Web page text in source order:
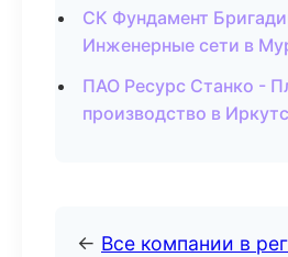
СК Фундамент
Инженерные сети в
ПАО Ресурс Станко -
производство в
← Все компании в